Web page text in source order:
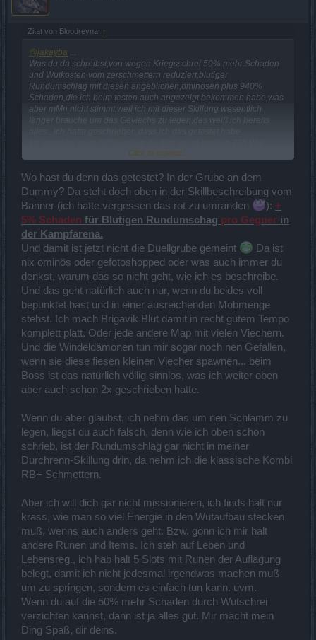
Zitat von Bloodreyna: ↑
@jakayba
Was du da schreibst,von wegen Kriegsschrei 50% mehr Schaden
und Wutkosten vom zerschmettern reduziert,blutiger
Rundumschlag mit diesen angeblichen,ominösen plus 940%
Schaden,die ich beim testen auch angezeigt bekommen habe,was
aber mMn nicht stimmt,weil ich mit dieser Skillung wesentlich
länger brauche um das Geviechs zu legen,das weiß ich bereits
störst? Dadurch dass ich die habe geht mir nichts anderes
Wutkostenreduzierung durch den Kriegsschrei angewiesen,ist
immer genug da,die ominösen 50% mehr Schaden merke ich auch
nicht gravierend,funktioniert mMn auch nicht richtig...abgesehen
davon habe ich für den ohnehin keinen Platz in der netterweise von
BP verkleinerten Skilleiste,der schlummert auf dem Tab-Platz...
Cooldown tendiert bei mir auch gegen 0, ich spamme auch so
permanent ZdD,Kopfnuss,Bodenbrecher,Drachenhaut...
Für Krittreffer zum CD senken brauche ich den blutigen
Rundumschlag nicht,durch meinen attack speed lande ich die
quasi ununterbrochen.
Es ist nun mal so,dass mein char auf diese Spielweise ausgelegt ist
und ich diese besser und effektiver finde als deine Variante und sie
mir wesentlich mehr Spaß macht.
Wenn es bei dir genau andersherum ist,dann ist das ja schön...
Aber wie schon einmal gesagt - wir können gerne mal zusammen
laufen,dann sehen wir ja was schneller,besser,effektiver ist.
Click to expand...
Wo hast du denn das getestet? In der Grube an dem
Dummy? Da steht doch oben in der Skillbeschreibung vom
Banner (ich hatte vergessen das rot zu umranden
): +
5% Schaden für Blutigen Rundumschag pro Gegner in
der Kampfarena.
Und damit ist jetzt nicht die Duellgrube gemeint
Da ist
nix ominös oder gefotoshopped oder was auch immer du
denkst, warum das so nicht geht, wie ich es beschreibe.
Und das geht natürlich auch nur, wenn du beides voll
bepunktet hast und in einer ausreichenden Mobmenge
stehst. Ich mach Brigavik Blut damit in recht gutem Tempo
komplett platt. Oder jede andere Map mit vielen Viechern.
Und die Windeldämonen tun mir sogar noch nen Gefallen,
wenn sie diese fiesen kleinen Viecher spawnen... beim
Boss ist das natürlich völlig sinnlos, was ich weiter oben
aber auch schon 2x geschrieben hatte.
Wenn du aber glaubst, ich nehm das um nen Schlamm zu
legen, liegst du auch falsch, denn wie ich oben schon
schrieb, ist der Rundumschlag gar nicht in meiner
Durchrenn-Skillung drin, da nehm ich die klassische Kombi
RB+ Schmettern.
Aber ich will dich gar nicht missionieren, ich finds halt nur
krass, wie man so viel Energie in den Wutaufbau stecken
muß, wenns auch anders geht. Bzw. gönn ich mir halt
andere Runen und Items. Ich steh auf Leben und
Lebensreg., ich hab halt 5 Slots mit Runen der Auflagung
belegt, damit ich nicht jedesmal irgendwas machen muß
um zu springen, sondern es einfach tun kann. uvm.
Wenn du auf die 50% mehr Schaden durch Wutschrei
verzichten kannst, dann ist ja alles gut. Mir macht mein
Ding Spaß, dir deins.